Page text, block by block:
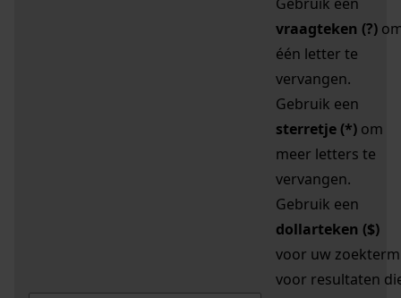
vraagteken (?)
één letter te
vervangen.
Gebruik een
sterretje (*) om
meer letters te
vervangen.
Gebruik een
dollarteken ($)
voor uw zoekterm
voor resultaten